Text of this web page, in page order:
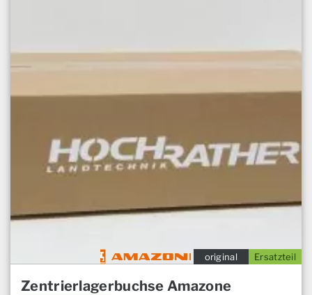
Ersatzteil
original
Zentrierlagerbuchse Amazone